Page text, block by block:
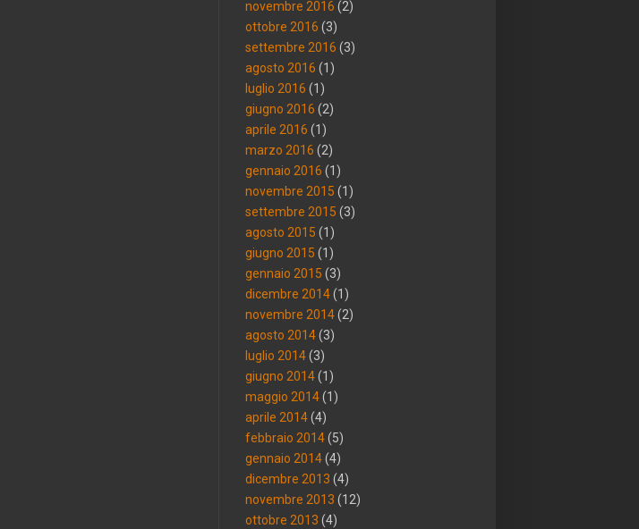
novembre 2016 (2)
ottobre 2016 (3)
settembre 2016 (3)
agosto 2016 (1)
luglio 2016 (1)
giugno 2016 (2)
aprile 2016 (1)
marzo 2016 (2)
gennaio 2016 (1)
novembre 2015 (1)
settembre 2015 (3)
agosto 2015 (1)
giugno 2015 (1)
gennaio 2015 (3)
dicembre 2014(1)
novembre 2014(2)
agosto 2014(3)
luglio 2014(3)
giugno 2014(1)
maggio 2014(1)
aprile 2014(4)
febbraio 2014(5)
gennaio 2014(4)
dicembre 2013 (4)
novembre 2013 (12)
ottobre 2013 (4)